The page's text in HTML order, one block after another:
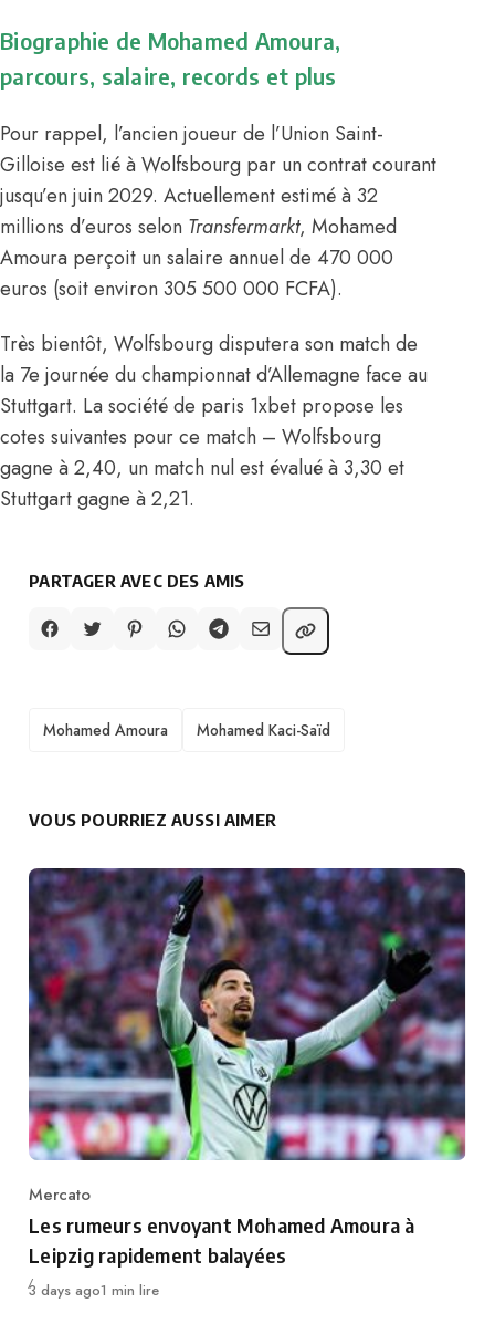
Biographie de Mohamed Amoura,
parcours, salaire, records et plus
Pour rappel, l’ancien joueur de l’Union Saint-
Gilloise est lié à Wolfsbourg par un contrat courant
jusqu’en juin 2029. Actuellement estimé à 32
millions d’euros selon Transfermarkt, Mohamed
Amoura perçoit un salaire annuel de 470 000
euros (soit environ 305 500 000 FCFA).
Très bientôt, Wolfsbourg disputera son match de
la 7e journée du championnat d’Allemagne face au
Stuttgart. La société de paris 1xbet propose les
cotes suivantes pour ce match – Wolfsbourg
gagne à 2,40, un match nul est évalué à 3,30 et
Stuttgart gagne à 2,21.
PARTAGER AVEC DES AMIS
TAGS
Mohamed Amoura Mohamed Kaci-Saïd
VOUS POURRIEZ AUSSI AIMER
Category
Mercato
Les rumeurs envoyant Mohamed Amoura à
Leipzig rapidement balayées
Publié
3 days ago1 min lire